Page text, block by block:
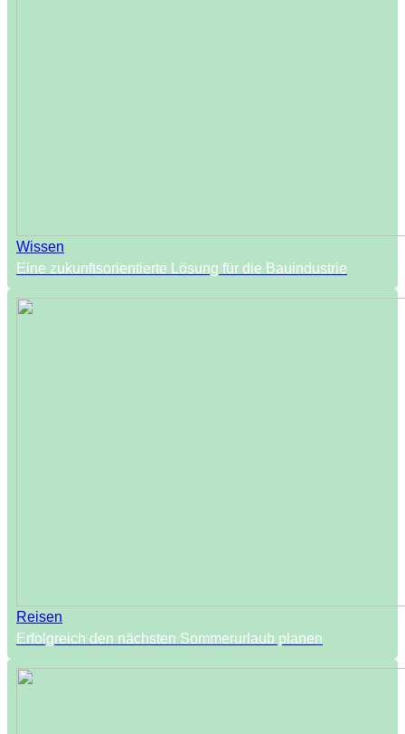
Wissen
Eine zukunftsorientierte Lösung für die Bauindustrie
Reisen
Erfolgreich den nächsten Sommerurlaub planen